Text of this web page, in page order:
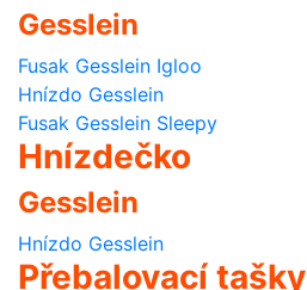
Gesslein
Fusak Gesslein Igloo
Hnízdo Gesslein
Fusak Gesslein Sleepy
Hnízdečko
Gesslein
Hnízdo Gesslein
Přebalovací tašky